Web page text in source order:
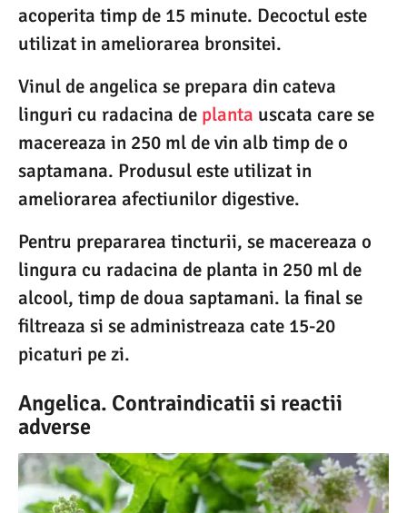
acoperita timp de 15 minute. Decoctul este
utilizat in ameliorarea bronsitei.
Vinul de angelica se prepara din cateva
linguri cu radacina de planta uscata care se
macereaza in 250 ml de vin alb timp de o
saptamana. Produsul este utilizat in
ameliorarea afectiunilor digestive.
Pentru prepararea tincturii, se macereaza o
lingura cu radacina de planta in 250 ml de
alcool, timp de doua saptamani. la final se
filtreaza si se administreaza cate 15-20
picaturi pe zi.
Angelica. Contraindicatii si reactii
adverse